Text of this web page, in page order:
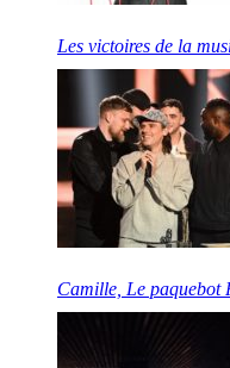
Les victoires de la
Camille, Le paquebot